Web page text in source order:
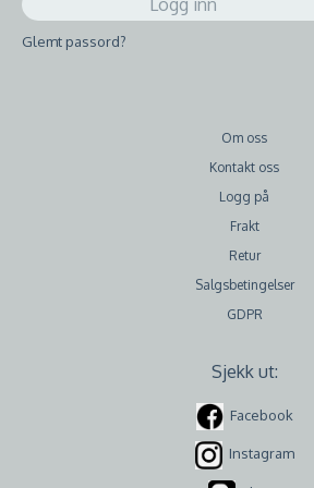
Glemt passord?
Om oss
Kontakt oss
Logg på
Frakt
Retur
Salgsbetingelser
GDPR
Sjekk ut:
Facebook
Instagram